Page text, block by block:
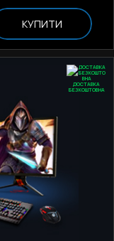
КУПИТИ
ДОСТАВКА
БЕЗКОШТОВНА